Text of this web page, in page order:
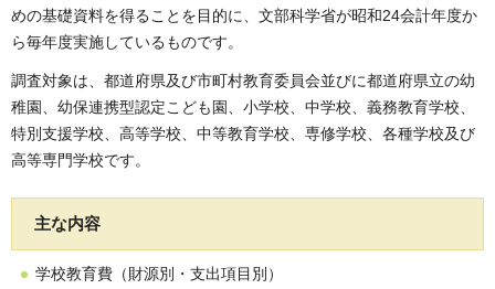
めの基礎資料を得ることを目的に、文部科学省が昭和24会計年度か
ら毎年度実施しているものです。
調査対象は、都道府県及び市町村教育委員会並びに都道府県立の幼
稚園、幼保連携型認定こども園、小学校、中学校、義務教育学校、
特別支援学校、高等学校、中等教育学校、専修学校、各種学校及び
高等専門学校です。
主な内容
学校教育費（財源別・支出項目別）